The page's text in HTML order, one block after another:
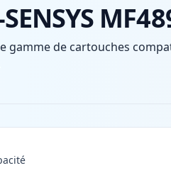
gamme de cartouches